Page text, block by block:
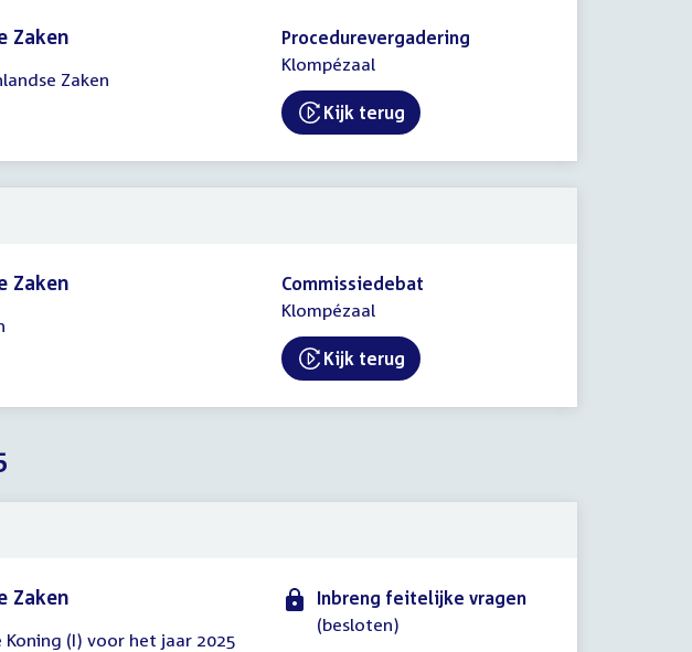
Zaken
Zaken
Procedurevergadering
Klompézaal
External link:
Kijk terug
Zaken
Commissiedebat
Klompézaal
External link:
Kijk terug
Zaken
(I) voor het jaar 2025
Inbreng feitelijke vragen
(besloten)